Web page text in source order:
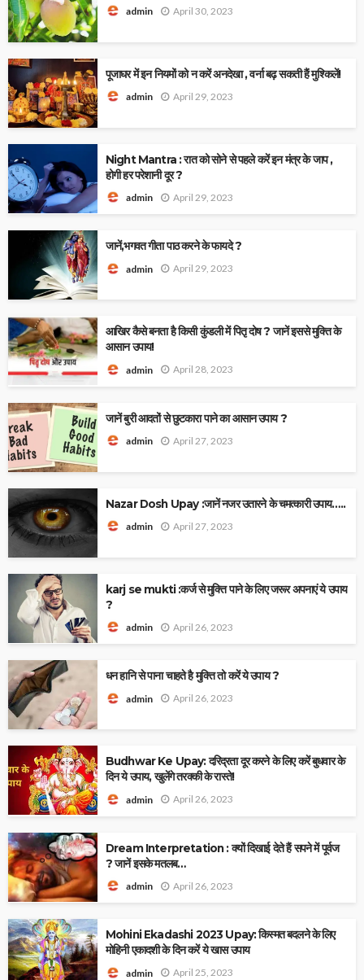
admin April 30, 2023
पूजाघर में इन नियमों को न करें अनदेखा , वर्ना बढ़ सकती हैं मुश्किलें!
admin April 29, 2023
Night Mantra : रात को सोने से पहले करें इन मंत्र के जाप ,
होगी हर परेशानी दूर ?
admin April 29, 2023
जानें,भगवत गीता पाठ करने के फायदे ?
admin April 29, 2023
आखिर कैसे बनता है किसी कुंडली में पितृ दोष ? जानें इससे मुक्ति के
आसान उपाय!
admin April 28, 2023
जानें बुरी आदतों से छुटकारा पाने का आसान उपाय ?
admin April 27, 2023
Nazar Dosh Upay :जानें नजर उतारने के चमत्कारी उपाय…..
admin April 27, 2023
karj se mukti :कर्ज से मुक्ति पाने के लिए जरूर अपनाएं ये उपाय
?
admin April 26, 2023
धन हानि से पाना चाहते है मुक्ति तो करें ये उपाय ?
admin April 26, 2023
Budhwar Ke Upay: दरिद्रता दूर करने के लिए करें बुधवार के
दिन ये उपाय, खुलेंगे तरक्की के रास्ते!
admin April 26, 2023
Dream Interpretation : क्यों दिखाई देते हैं सपने में पूर्वज
? जानें इसके मतलब…
admin April 26, 2023
Mohini Ekadashi 2023 Upay: किस्मत बदलने के लिए
मोहिनी एकादशी के दिन करें ये खास उपाय
admin April 25, 2023